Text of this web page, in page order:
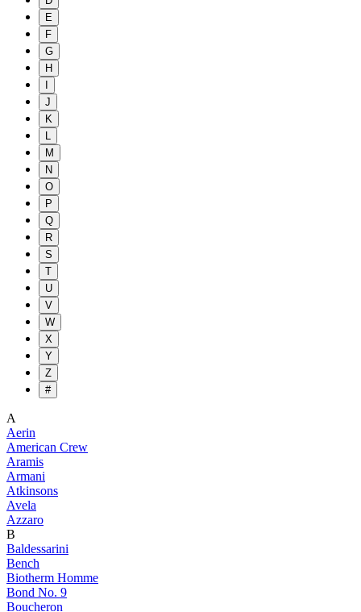
E
F
G
H
J
K
L
M
N
O
P
Q
R
S
T
U
V
W
X
Y
Z
#
A
Aerin
American Crew
Aramis
Armani
Atkinsons
Avela
Azzaro
B
Baldessarini
Bench
Biotherm Homme
Bond No. 9
Boucheron